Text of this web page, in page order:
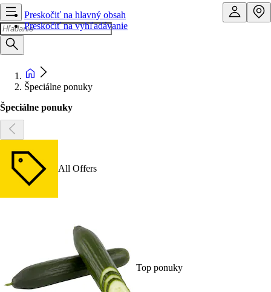
Preskočiť na hlavný obsah
Preskočiť na vyhľadávanie
Špeciálne ponuky
Špeciálne ponuky
All Offers
Top ponuky